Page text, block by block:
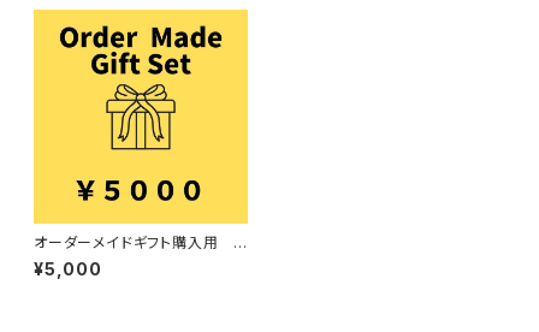
オーダーメイドギフト購入用 5
000円
¥5,000